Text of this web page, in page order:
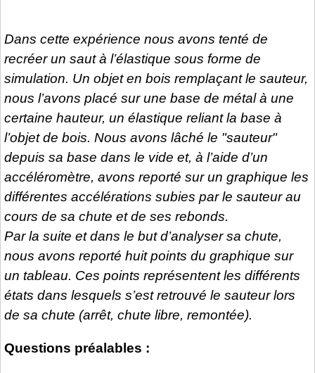
Dans cette expérience nous avons tenté de
recréer un saut à l’élastique sous forme de
simulation. Un objet en bois remplaçant le sauteur,
nous l’avons placé sur une base de métal à une
certaine hauteur, un élastique reliant la base à
l’objet de bois. Nous avons lâché le "sauteur"
depuis sa base dans le vide et, à l’aide d’un
accéléromètre, avons reporté sur un graphique les
différentes accélérations subies par le sauteur au
cours de sa chute et de ses rebonds.
Par la suite et dans le but d’analyser sa chute,
nous avons reporté huit points du graphique sur
un tableau. Ces points représentent les différents
états dans lesquels s’est retrouvé le sauteur lors
de sa chute (arrêt, chute libre, remontée).
Questions préalables :